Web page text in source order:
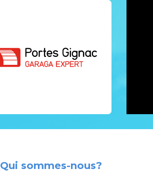
Qui sommes-nous?